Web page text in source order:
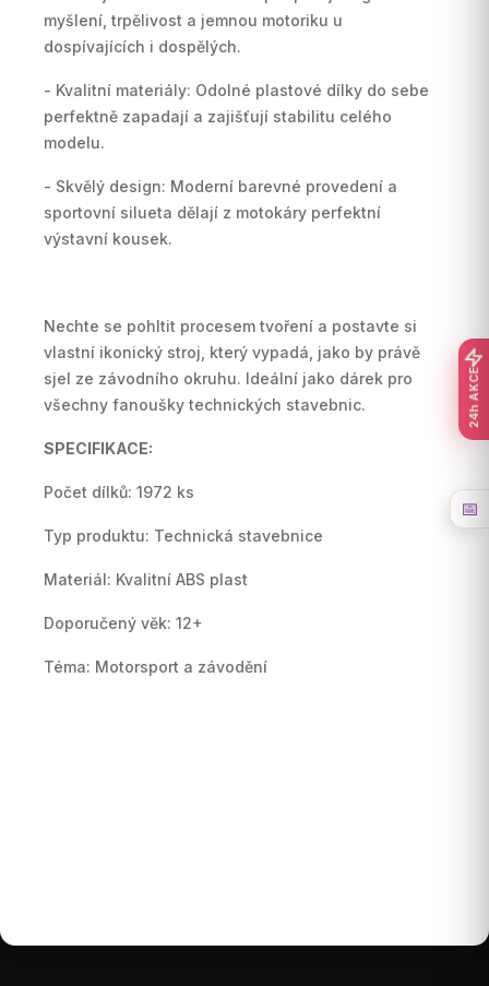
myšlení, trpělivost a jemnou motoriku u
dospívajících i dospělých.
- Kvalitní materiály: Odolné plastové dílky do sebe
perfektně zapadají a zajišťují stabilitu celého
modelu.
- Skvělý design: Moderní barevné provedení a
sportovní silueta dělají z motokáry perfektní
výstavní kousek.
Nechte se pohltit procesem tvoření a postavte si
vlastní ikonický stroj, který vypadá, jako by právě
sjel ze závodního okruhu. Ideální jako dárek pro
všechny fanoušky technických stavebnic.
SPECIFIKACE:
Počet dílků: 1972 ks
Typ produktu: Technická stavebnice
Materiál: Kvalitní ABS plast
Doporučený věk: 12+
Téma: Motorsport a závodění
24h AKCE
📅